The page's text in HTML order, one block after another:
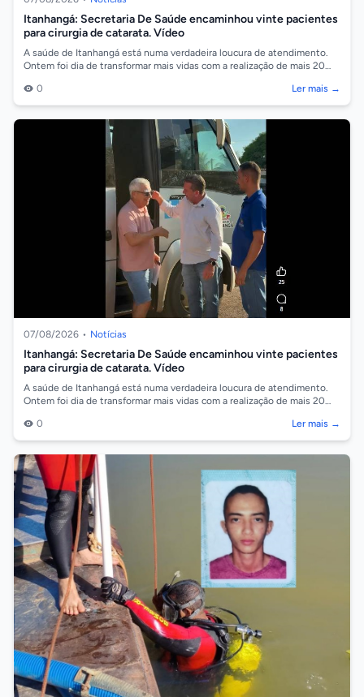
Itanhangá: Secretaria De Saúde encaminhou vinte pacientes
para cirurgia de catarata. Vídeo
A saúde de Itanhangá está numa verdadeira loucura de atendimento.
Ontem foi dia de transformar mais vidas com a realização de mais 20
0
Ler mais →
07/08/2026 • Notícias
Itanhangá: Secretaria De Saúde encaminhou vinte pacientes
para cirurgia de catarata. Vídeo
A saúde de Itanhangá está numa verdadeira loucura de atendimento.
Ontem foi dia de transformar mais vidas com a realização de mais 20
0
Ler mais →